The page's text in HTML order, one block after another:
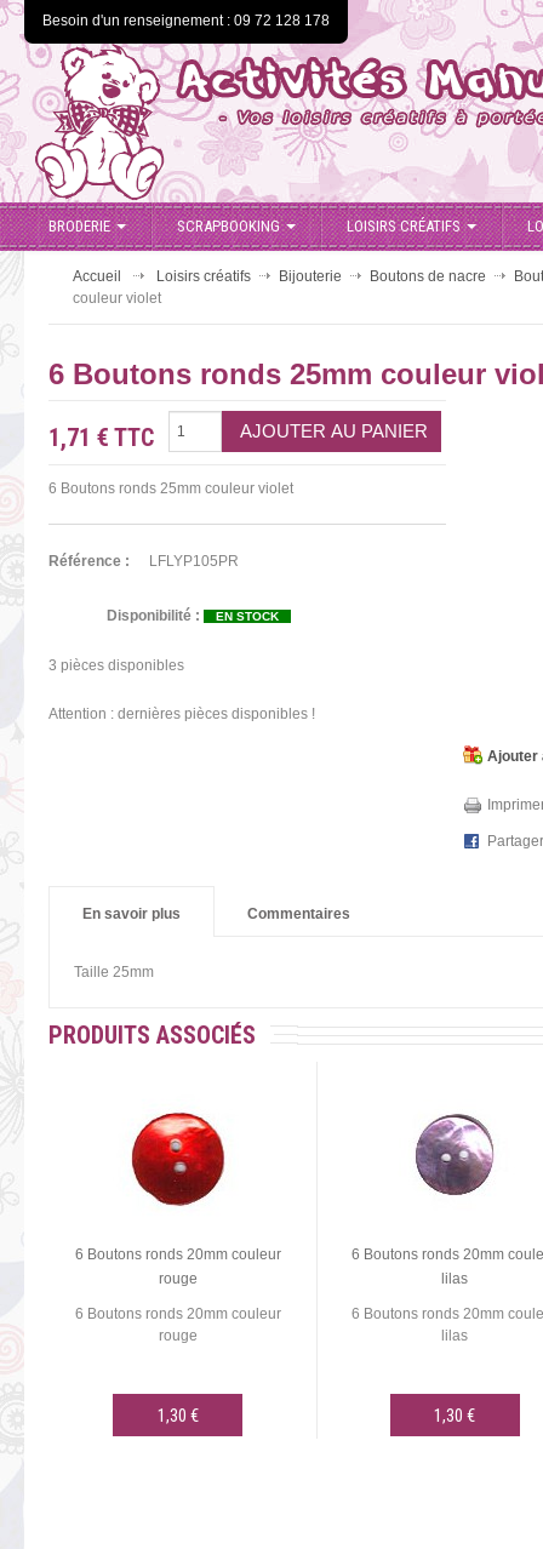
Besoin d'un renseignement : 09 72 128 178
BRODERIE SCRAPBOOKING LOISIRS CRÉATIFS
Accueil Loisirs créatifs Bijouterie Boutons de nacre
couleur violet
6 Boutons ronds 25mm couleur
1,71 € TTC
6 Boutons ronds 25mm couleur violet
Référence : LFLYP105PR
Disponibilité : EN STOCK
3 pièces disponibles
Attention : dernières pièces disponibles !
Ajouter
En savoir plus Commentaires
Taille 25mm
PRODUITS ASSOCIÉS
6 Boutons ronds 20mm couleur
rouge
6 Boutons ronds 20mm couleur
rouge
1,30 €
6 Boutons ronds 20mm
lilas
6 Boutons ronds 20mm
lilas
1,30 €